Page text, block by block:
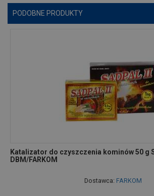
PODOBNE PRODUKTY
Katalizator do czyszczenia kominów 50 g
DBM/FARKOM
Dostawca: FARKOM